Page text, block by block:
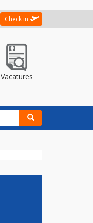
Check in
Vacatures